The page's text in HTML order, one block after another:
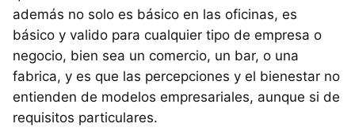
además no solo es básico en las oficinas, es
básico y valido para cualquier tipo de empresa o
negocio, bien sea un comercio, un bar, o una
fabrica, y es que las percepciones y el bienestar no
entienden de modelos empresariales, aunque si de
requisitos particulares.